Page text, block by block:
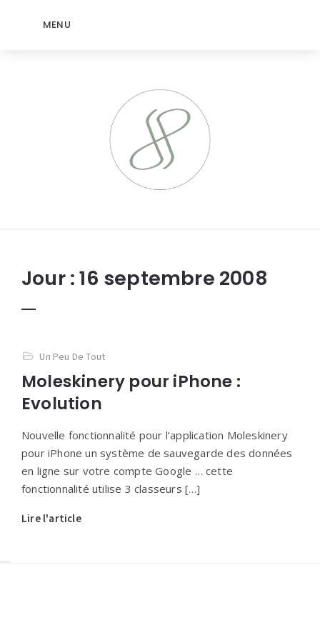
MENU
Jour :16 septembre 2008
Un Peu De Tout
Moleskinery pour iPhone :
Evolution
Nouvelle fonctionnalité pour l’application Moleskinery
pour iPhone un système de sauvegarde des données
en ligne sur votre compte Google … cette
fonctionnalité utilise 3 classeurs […]
Lire l'article